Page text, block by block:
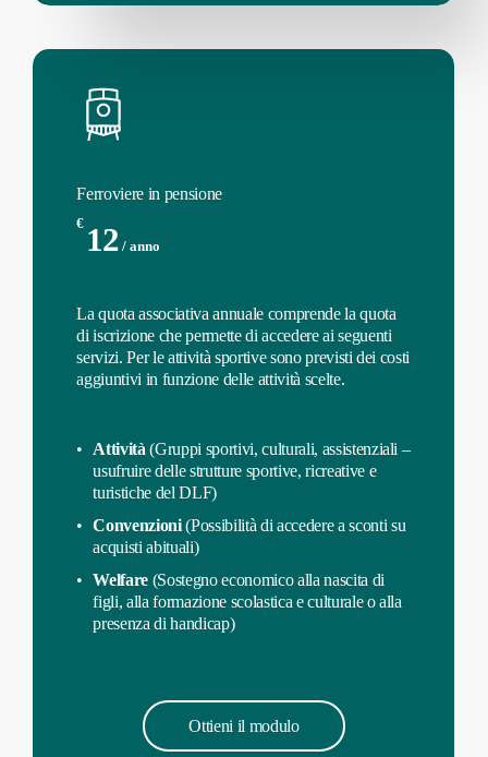
Ferroviere in pensione
€ 12 / anno
La quota associativa annuale comprende la quota
di iscrizione che permette di accedere ai seguenti
servizi. Per le attività sportive sono previsti dei costi
aggiuntivi in funzione delle attività scelte.
Attività (Gruppi sportivi, culturali, assistenziali –
usufruire delle strutture sportive, ricreative e
turistiche del DLF)
Convenzioni(Possibilità di accedere a sconti su
acquisti abituali)
Welfare (Sostegno economico alla nascita di
figli, alla formazione scolastica e culturale o alla
presenza di handicap)
Ottieni il modulo